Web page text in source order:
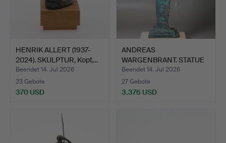
HENRIK ALLERT (1937-
2024). SKULPTUR, Kopf,…
Beendet 14. Jul 2026
23 Gebote
370 USD
ANDREAS
WARGENBRANT. STATUE
OF LIBERTY. SI…
Beendet 14. Jul 2026
27 Gebote
3.376 USD